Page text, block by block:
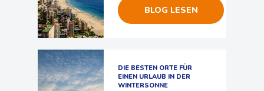
BLOG LESEN
DIE BESTEN ORTE FÜR
EINEN URLAUB IN DER
WINTERSONNE